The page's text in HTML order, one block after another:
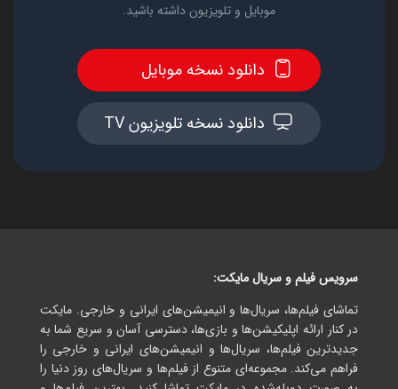
موبایل و تلویزیون داشته باشید.
دانلود نسخه موبایل
دانلود نسخه تلویزیون TV
سرویس فیلم و سریال مایکت:
تماشای فیلم‌ها، سریال‌ها و انیمیشن‌های ایرانی و خارجی. مایکت
در کنار ارائه اپلیکیشن‌ها و بازی‌ها، دسترسی آسان و سریع شما به
جدیدترین فیلم‌ها، سریال‌ها و انیمیشن‌های ایرانی و خارجی را
فراهم می‌کند. مجموعه‌ای متنوع از فیلم‌ها و سریال‌های روز دنیا را